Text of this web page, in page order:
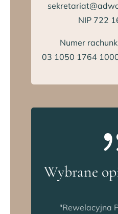
NIP 722
Numer
03 1050 1764
Wybrane